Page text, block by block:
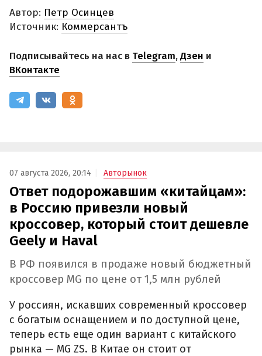
Автор: Петр Осинцев
Источник: Коммерсантъ
Подписывайтесь на нас в Telegram,Дзен и
ВКонтакте
07 августа 2026, 20:14 Авторынок
Ответ подорожавшим «китайцам»:
в Россию привезли новый
кроссовер, который стоит дешевле
Geely и Haval
В РФ появился в продаже новый бюджетный
кроссовер MG по цене от 1,5 млн рублей
У россиян, искавших современный кроссовер
с богатым оснащением и по доступной цене,
теперь есть еще один вариант с китайского
рынка — MG ZS. В Китае он стоит от